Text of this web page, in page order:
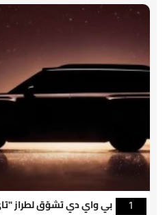
1 بي واي دي تشوّق لطراز "تاي 9" الجديد